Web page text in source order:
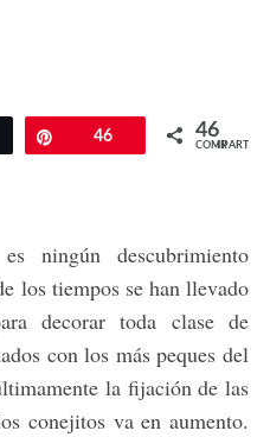
46 46
COMPARTIR
ningún descubrimiento
los tiempos se han llevado
decorar toda clase de
con los más peques del
la fijación de las
conejitos va en aumento.